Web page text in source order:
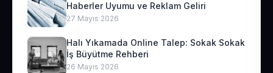
Haberler Uyumu ve Reklam Geliri
27 Mayıs 2026
Halı Yıkamada Online Talep: Sokak Sokak
İş Büyütme Rehberi
26 Mayıs 2026